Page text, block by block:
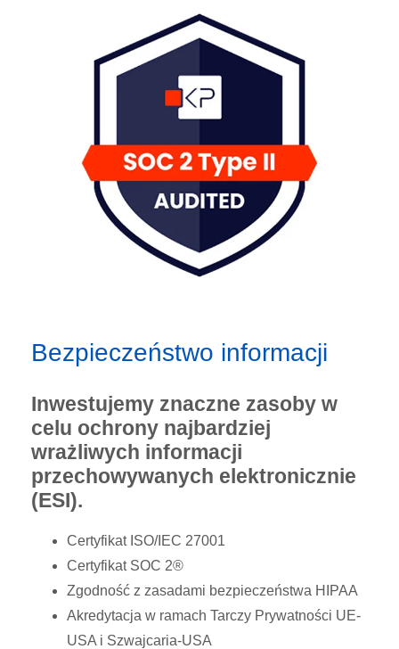
Bezpieczeństwo informacji
Inwestujemy znaczne zasoby w
celu ochrony najbardziej
wrażliwych informacji
przechowywanych elektronicznie
(ESI).
Certyfikat ISO/IEC 27001
Certyfikat SOC 2®
Zgodność z zasadami bezpieczeństwa HIPAA
Akredytacja w ramach Tarczy Prywatności UE-
USA i Szwajcaria-USA